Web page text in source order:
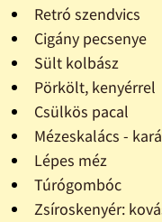
Retró szendvics
Cigány pecsenye
Sült kolbász
Pörkölt, kenyérrel
Csülkös pacal
Mézeskalács -
Lépes méz
Túrógombóc
Zsíroskenyér: